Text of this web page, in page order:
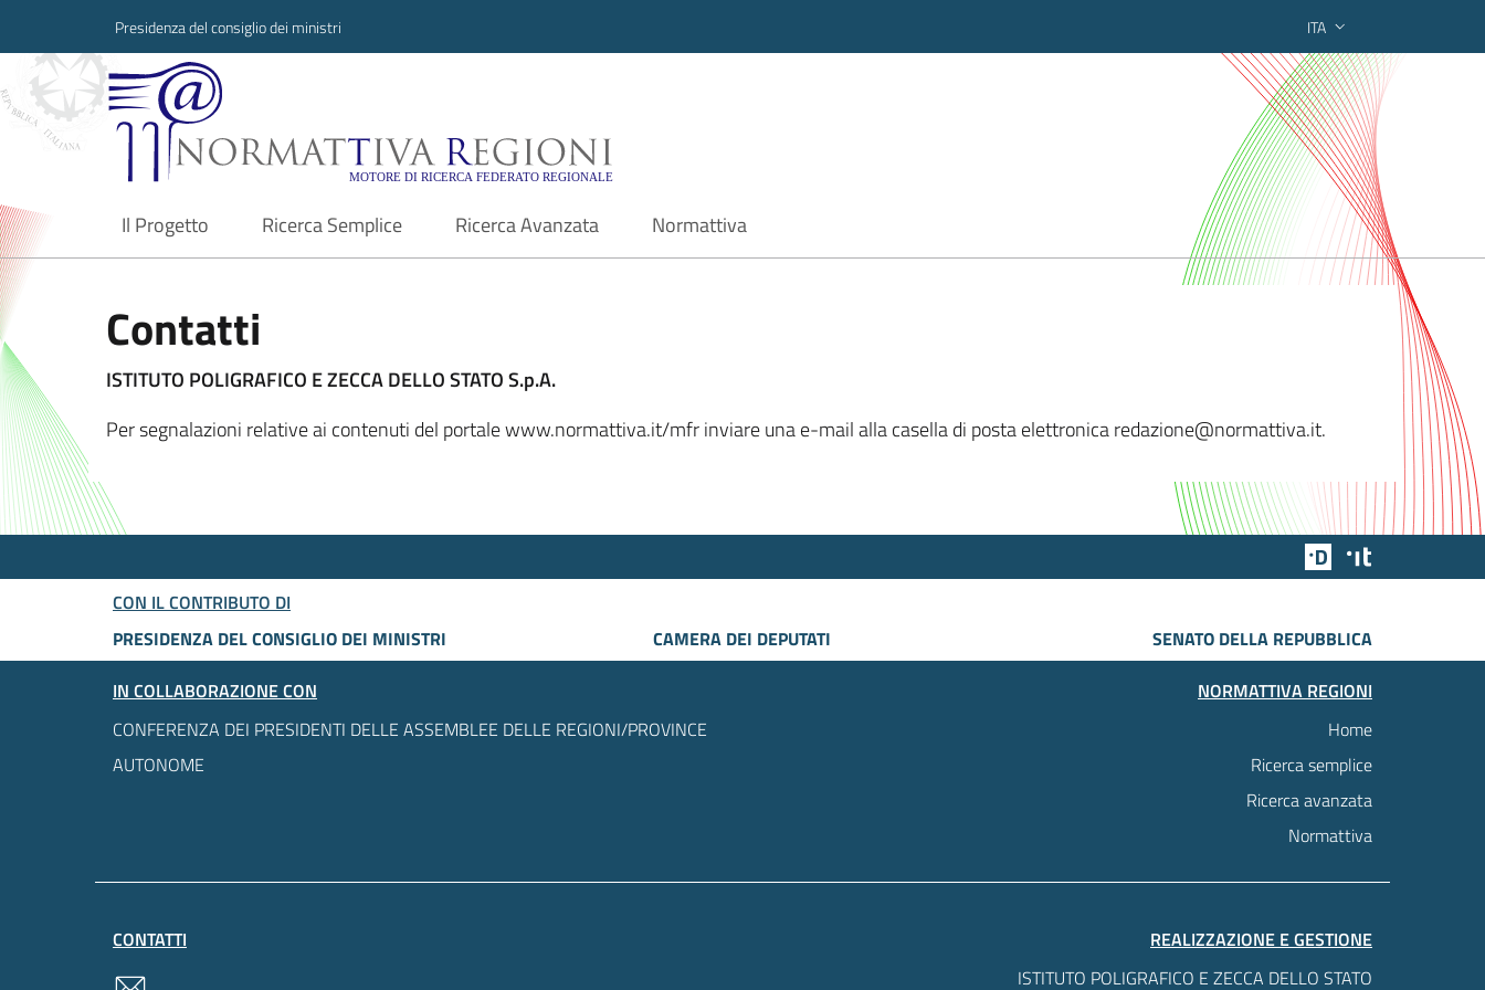
Presidenza del consiglio dei ministri ITA
Normattiva Regioni - Motore di ricerca federato regionale
Il Progetto
current Ricerca Semplice Ricerca Avanzata Normattiva
Contatti
ISTITUTO POLIGRAFICO E ZECCA DELLO STATO S.p.A.
Per segnalazioni relative ai contenuti del portale www.normattiva.it/mfr inviare una e-mail alla casella di posta elettronica redazione@normattiva.it.
Team Digitale
CON IL CONTRIBUTO DI
PRESIDENZA DEL CONSIGLIO DEI MINISTRI
CAMERA DEI DEPUTATI
SENATO DELLA REPUBBLICA
IN COLLABORAZIONE CON
CONFERENZA DEI PRESIDENTI DELLE ASSEMBLEE DELLE REGIONI/PROVINCE
AUTONOME
NORMATTIVA REGIONI
Home
Ricerca semplice
Ricerca avanzata
Normattiva
CONTATTI
REALIZZAZIONE E GESTIONE
ISTITUTO POLIGRAFICO E ZECCA DELLO STATO